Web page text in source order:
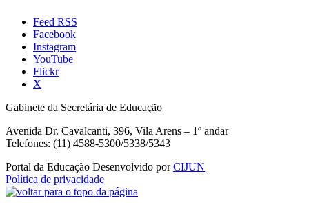
Feed RSS
Facebook
Instagram
YouTube
Flickr
X
Gabinete da Secretária de Educação
Avenida Dr. Cavalcanti, 396, Vila Arens – 1º andar
Telefones: (11) 4588-5300/5338/5343
Portal da Educação Desenvolvido porCIJUN
Política de privacidade